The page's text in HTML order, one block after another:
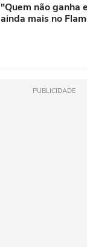
"Quem não ganha
ainda mais no
PUBLICIDADE